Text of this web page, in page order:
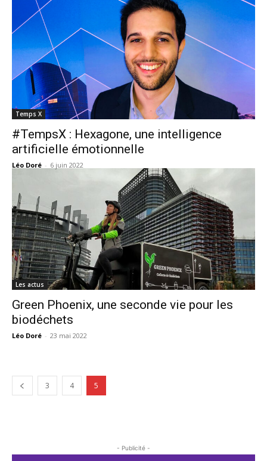
Temps X
#TempsX : Hexagone, une intelligence
artificielle émotionnelle
Léo Doré - 6 juin 2022
Les actus
Green Phoenix, une seconde vie pour les
biodéchets
Léo Doré - 23 mai 2022
3 4 5
- Publicité -